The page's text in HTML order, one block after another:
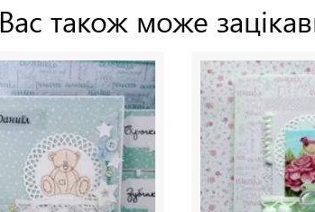
Вас також може